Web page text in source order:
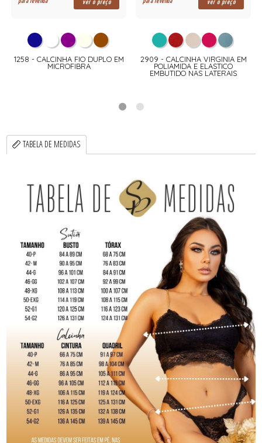
ver o preço
1258 - CALCINHA FIO DUPLO EM
MICROFIBRA
ver o preço
2909 - CALCINHA VIRGINIA EM
POLIAMIDA E ELASTICO
EMBUTIDO NAS LATERAIS
TABELA DE MEDIDAS